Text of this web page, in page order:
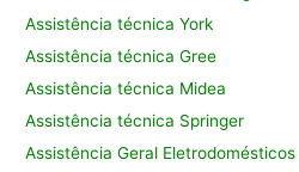
Assistência técnica York
Assistência técnica Gree
Assistência técnica Midea
Assistência técnica Springer
Assistência Geral Eletrodomésticos